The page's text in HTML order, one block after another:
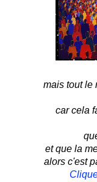
mais tout le
car cela
et que la
alors c'est